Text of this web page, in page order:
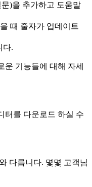
)을 추가하고 도움말
때 줄자가 업데이트
다.
운 기능들에 대해 자세
터를 다운로드 하실 수
다릅니다. 몇몇 고객님